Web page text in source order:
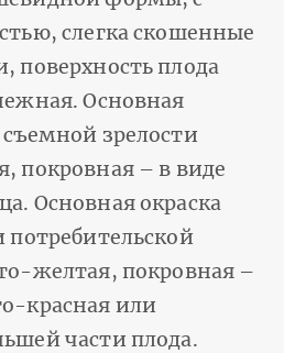
слегка скошенные
поверхность плода
Основная
зрелости
покровная – в виде
Основная окраска
потребительской
желтая, покровная –
красная или
части плода.